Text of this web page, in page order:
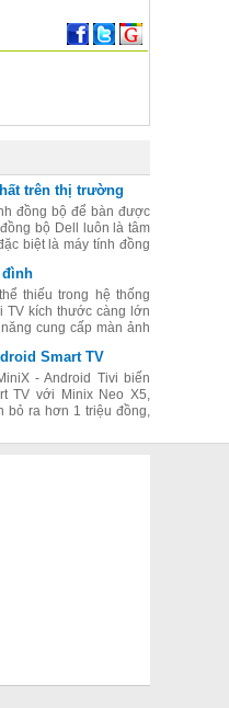
trên thị trường
đồng bộ để bàn được
bộ Dell luôn là tâm
biệt là máy tính đồng
nhất hiện nay.
thiếu trong hệ thống
TV kích thước càng lớn
cung cấp màn ảnh
Smart TV
- Android Tivi biến
TV với Minix Neo X5,
bỏ ra hơn 1 triệu đồng,